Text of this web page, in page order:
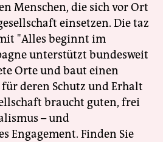
Menschen, die sich vor Ort
einsetzen. Die taz
"Alles beginnt im
unterstützt bundesweit
Orte und baut einen
deren Schutz und Erhalt
braucht guten, frei
– und
Engagement. Finden Sie